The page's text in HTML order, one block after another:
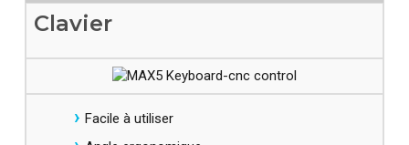
Clavier
Facile à utiliser